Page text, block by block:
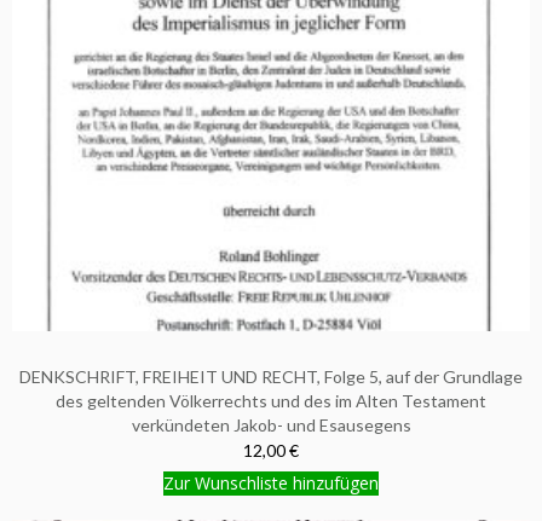
DENKSCHRIFT, FREIHEIT UND RECHT, Folge 5, auf der Grundlage
des geltenden Völkerrechts und des im Alten Testament
verkündeten Jakob- und Esausegens
12,00 €
Zur Wunschliste hinzufügen